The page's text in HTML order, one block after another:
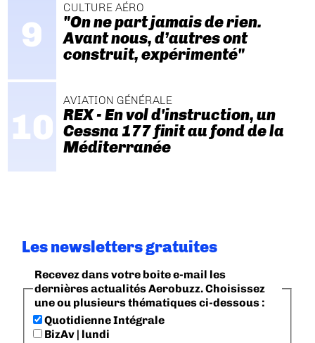
CULTURE AÉRO
"On ne part jamais de rien.
Avant nous, d’autres ont
construit, expérimenté"
AVIATION GÉNÉRALE
REX - En vol d'instruction, un
Cessna 177 finit au fond de la
Méditerranée
Les newsletters gratuites
Recevez dans votre boite e-mail les
dernières actualités Aerobuzz. Choisissez
une ou plusieurs thématiques ci-dessous :
Quotidienne Intégrale
BizAv | lundi